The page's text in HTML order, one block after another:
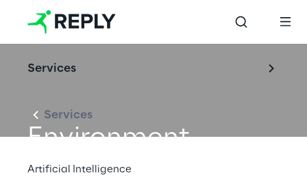
Services
Services
Artificial Intelligence
Environment